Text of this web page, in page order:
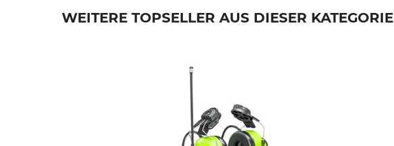
WEITERE TOPSELLER AUS DIESER KATEGORIE